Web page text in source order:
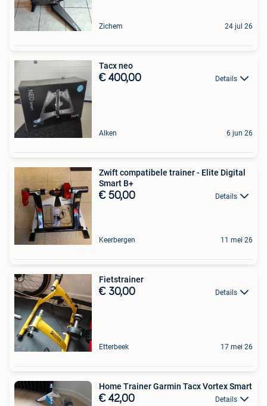
Zichem 24 jul 26
Tacx neo
€ 400,00 Details
Alken 6 jun 26
Zwift compatibele trainer - Elite Digital
Smart B+
€ 50,00 Details
Keerbergen 11 mei 26
Fietstrainer
€ 30,00 Details
Etterbeek 17 mei 26
Home Trainer Garmin Tacx Vortex Smart
€ 42,00 Details